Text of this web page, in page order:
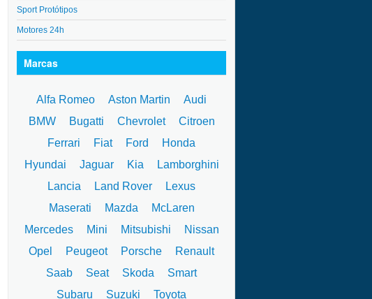
Sport Protótipos
Motores 24h
Marcas
Alfa Romeo Aston Martin
Audi
BMW
Bugatti Chevrolet
Citroen
Ferrari
Fiat Ford
Honda
Hyundai
Jaguar Kia
Lamborghini
Lancia
Land Rover
Lexus
Maserati
Mazda
McLaren
Mercedes
Mini Mitsubishi
Nissan
Opel
Peugeot Porsche
Renault
Saab
Seat Skoda
Smart
Subaru
Suzuki Toyota